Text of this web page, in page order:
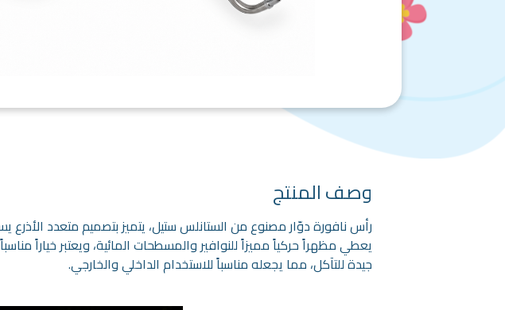
وصف المنتج
رأس نافورة دوّار مصنوع من الستانلس ستيل، يتميز بتصميم متعدد الأذرع
يعطي مظهراً حركياً مميزاً للنوافير والمسطحات المائية، ويعتبر خياراً
جيدة للتآكل، مما يجعله مناسباً للاستخدام الداخلي والخارجي.